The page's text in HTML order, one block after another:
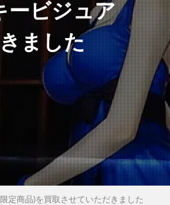
ービジュア
ました
定商品)を買取させていただきました